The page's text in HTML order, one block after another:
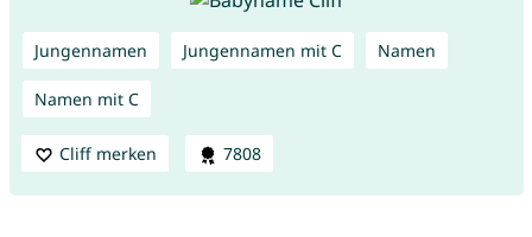
Jungennamen Jungennamen mit C Namen
Namen mit C
Cliff merken 7808